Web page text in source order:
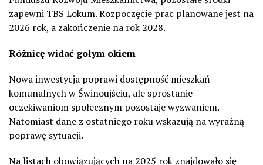
zapewni TBS Lokum. Rozpoczęcie prac planowane jest na
2026 rok, a zakończenie na rok 2028.
Różnicę widać gołym okiem
Nowa inwestycja poprawi dostępność mieszkań
komunalnych w Świnoujściu, ale sprostanie
oczekiwaniom społecznym pozostaje wyzwaniem.
Natomiast dane z ostatniego roku wskazują na wyraźną
poprawę sytuacji.
Na listach obowiązujących na 2025 rok znajdowało się